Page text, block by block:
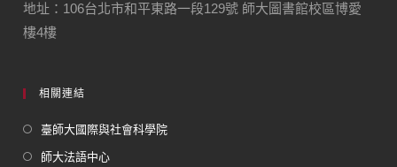
地址：106台北市和平東路一段129號 師大圖書館校區博愛
樓4樓
相關連結
臺師大國際與社會科學院
師大法語中心